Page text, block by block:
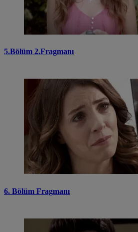
5.Bölüm 2.Fragmanı
6. Bölüm Fragmanı